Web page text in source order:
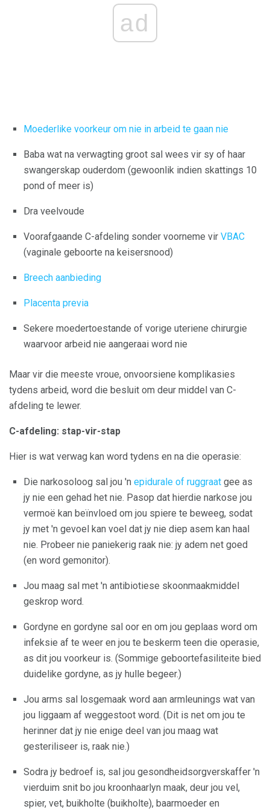
ad
Moederlike voorkeur om nie in arbeid te gaan nie
Baba wat na verwagting groot sal wees vir sy of haar
swangerskap ouderdom (gewoonlik indien skattings 10
pond of meer is)
Dra veelvoude
Voorafgaande C-afdeling sonder voorneme vir VBAC
(vaginale geboorte na keisersnood)
Breech aanbieding
Placenta previa
Sekere moedertoestande of vorige uteriene chirurgie
waarvoor arbeid nie aangeraai word nie
Maar vir die meeste vroue, onvoorsiene komplikasies
tydens arbeid, word die besluit om deur middel van C-
afdeling te lewer.
C-afdeling: stap-vir-stap
Hier is wat verwag kan word tydens en na die operasie:
Die narkosoloog sal jou 'n epidurale of ruggraat gee as
jy nie een gehad het nie. Pasop dat hierdie narkose jou
vermoë kan beïnvloed om jou spiere te beweeg, sodat
jy met 'n gevoel kan voel dat jy nie diep asem kan haal
nie. Probeer nie paniekerig raak nie: jy adem net goed
(en word gemonitor).
Jou maag sal met 'n antibiotiese skoonmaakmiddel
geskrop word.
Gordyne en gordyne sal oor en om jou geplaas word om
infeksie af te weer en jou te beskerm teen die operasie,
as dit jou voorkeur is. (Sommige geboortefasiliteite bied
duidelike gordyne, as jy hulle begeer.)
Jou arms sal losgemaak word aan armleunings wat van
jou liggaam af weggestoot word. (Dit is net om jou te
herinner dat jy nie enige deel van jou maag wat
gesteriliseer is, raak nie.)
Sodra jy bedroef is, sal jou gesondheidsorgverskaffer 'n
vierduim snit bo jou kroonhaarlyn maak, deur jou vel,
spier, vet, buikholte (buikholte), baarmoeder en